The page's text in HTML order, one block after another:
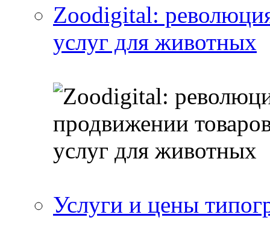
Zoodigital:
услуг для животных
Услуги и цены